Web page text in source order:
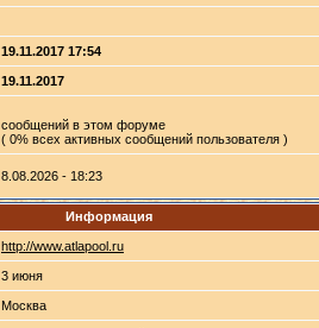
19.11.2017 17:54
19.11.2017
сообщений в этом форуме
( 0% всех активных сообщений пользователя )
8.08.2026 - 18:23
Информация
http://www.atlapool.ru
3 июня
Москва